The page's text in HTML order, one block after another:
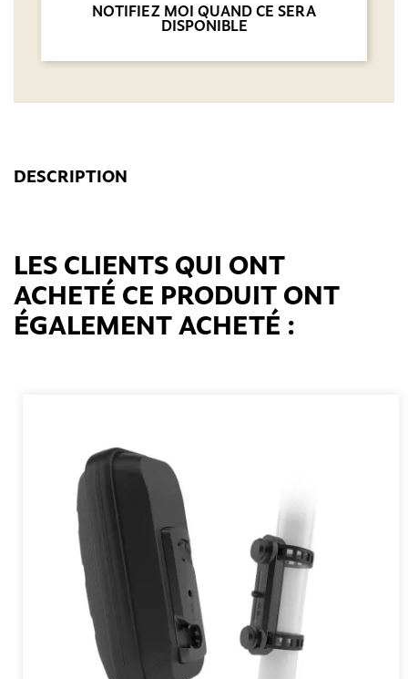
NOTIFIEZ MOI QUAND CE SERA
DISPONIBLE
DESCRIPTION
LES CLIENTS QUI ONT
ACHETÉ CE PRODUIT ONT
ÉGALEMENT ACHETÉ :